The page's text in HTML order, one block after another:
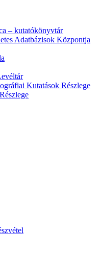
– kutatókönyvtár
Adatbázisok Központja
Kutatások Részlege